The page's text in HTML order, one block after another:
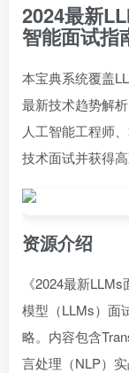
2024最新
智能面试指
本宝典系统覆盖
最新技术趋势解
人工智能工程师
技术面试并获得高
资源介绍
《2024最新
模型（LLMs）面
略。内容包含
言处理（NLP）